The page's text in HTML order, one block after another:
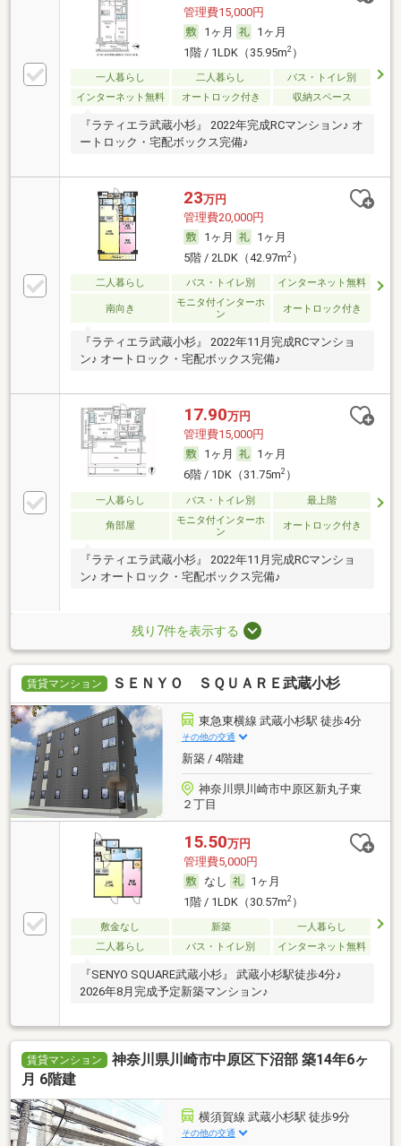
管理費15,000円
1ヶ月
1ヶ月
1階 / 1LDK（35.95m2）
一人暮らし 二人暮らし
バス・トイレ別
インターネット無料
オートロック付き 収納スペース
『ラティエラ武蔵小杉』 2022年完成RCマンション♪ オ
ートロック・宅配ボックス完備♪
23万円
管理費20,000円
1ヶ月
1ヶ月
5階 / 2LDK（42.97m2）
二人暮らし バス・トイレ別 インターネット無料
南向き
モニタ付インターホ
ン
オートロック付き
『ラティエラ武蔵小杉』 2022年11月完成RCマンショ
ン♪ オートロック・宅配ボックス完備♪
17.90万円
管理費15,000円
1ヶ月
1ヶ月
6階 / 1DK（31.75m2）
一人暮らし バス・トイレ別 最上階
角部屋
モニタ付インターホ
ン
オートロック付き
『ラティエラ武蔵小杉』 2022年11月完成RCマンショ
ン♪ オートロック・宅配ボックス完備♪
残り7件を表示する
賃貸マンション ＳＥＮＹＯ ＳＱＵＡＲＥ武蔵小杉
東急東横線 武蔵小杉駅 徒歩4分
その他の交通
新築 / 4階建
神奈川県川崎市中原区新丸子東
２丁目
15.50万円
管理費5,000円
なし
1ヶ月
1階 / 1LDK（30.57m2）
敷金なし 新築
一人暮らし
二人暮らし
バス・トイレ別 インターネット無料
『SENYO SQUARE武蔵小杉』 武蔵小杉駅徒歩4分♪
2026年8月完成予定新築マンション♪
賃貸マンション
神奈川県川崎市中原区下沼部 築14年6ヶ
月 6階建
横須賀線 武蔵小杉駅 徒歩9分
その他の交通